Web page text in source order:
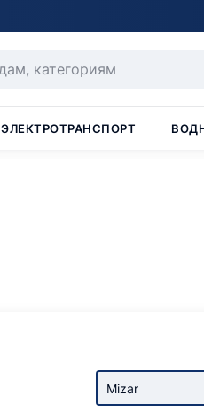
ЭЛЕКТРОТРАНСПОРТ
Mizar